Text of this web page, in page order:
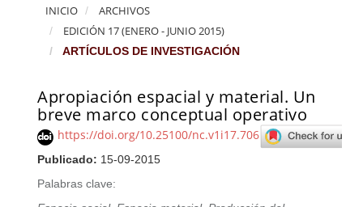
INICIO
ARCHIVOS
EDICIÓN 17 (ENERO - JUNIO 2015)
ARTÍCULOS DE INVESTIGACIÓN
Apropiación espacial y material. Un
breve marco conceptual operativo
https://doi.org/10.25100/nc.v1i17.706
Publicado: 15-09-2015
Palabras clave:
Barra lateral del artículo